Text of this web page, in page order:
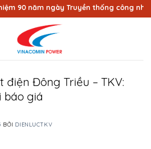
90 năm ngày Truyền thống công nhân
điện Đông Triều – TKV:
báo giá
BỞI DIENLUCTKV